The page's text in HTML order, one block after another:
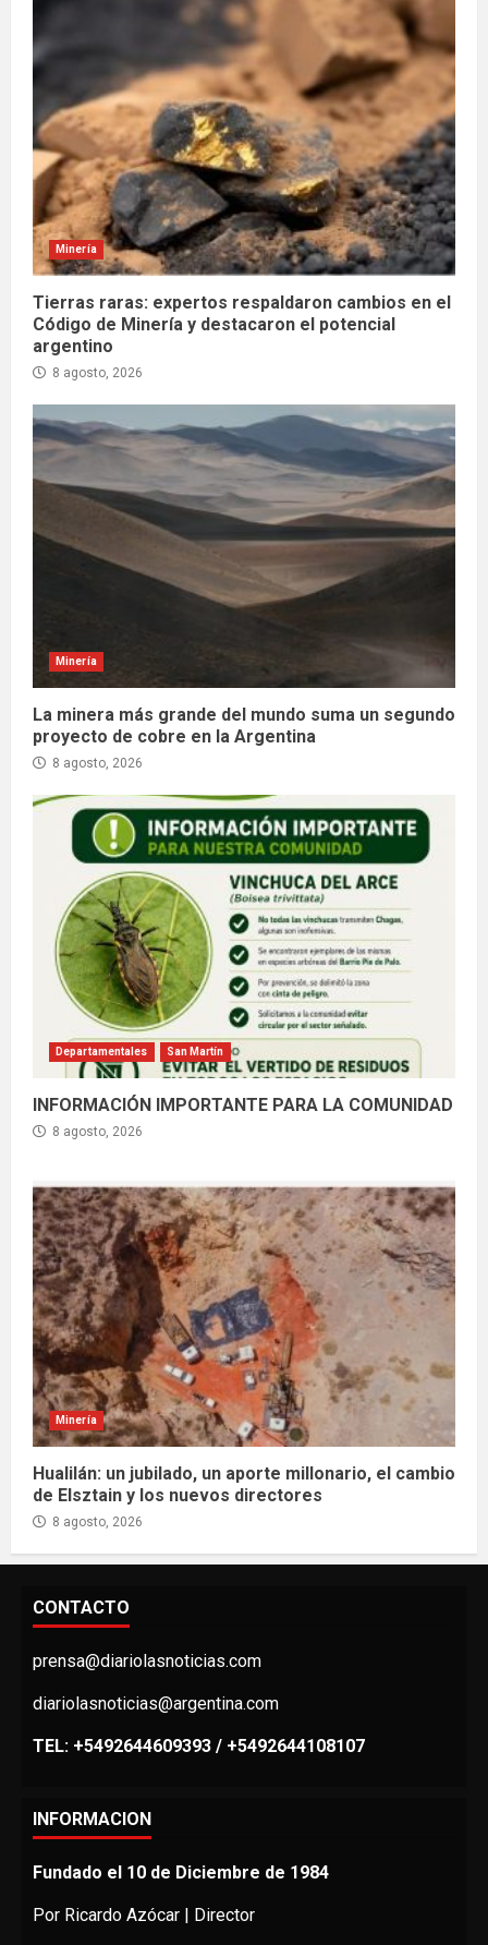
Minería
Tierras raras: expertos respaldaron cambios en el
Código de Minería y destacaron el potencial
argentino
8 agosto, 2026
Minería
La minera más grande del mundo suma un segundo
proyecto de cobre en la Argentina
8 agosto, 2026
Departamentales San Martín
INFORMACIÓN IMPORTANTE PARA LA COMUNIDAD
8 agosto, 2026
Minería
Hualilán: un jubilado, un aporte millonario, el cambio
de Elsztain y los nuevos directores
8 agosto, 2026
CONTACTO
prensa@diariolasnoticias.com
diariolasnoticias@argentina.com
TEL: +5492644609393 / +5492644108107
INFORMACION
Fundado el 10 de Diciembre de 1984
Por Ricardo Azócar | Director